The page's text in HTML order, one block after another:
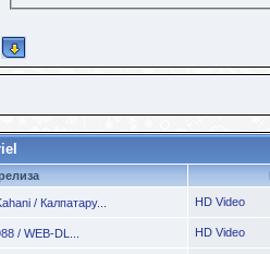
/ Калпатару... HD Video
/ WEB-DL... HD Video